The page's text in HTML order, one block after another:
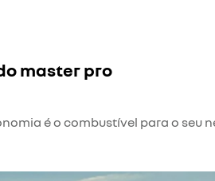
master pro
é o combustível para o seu